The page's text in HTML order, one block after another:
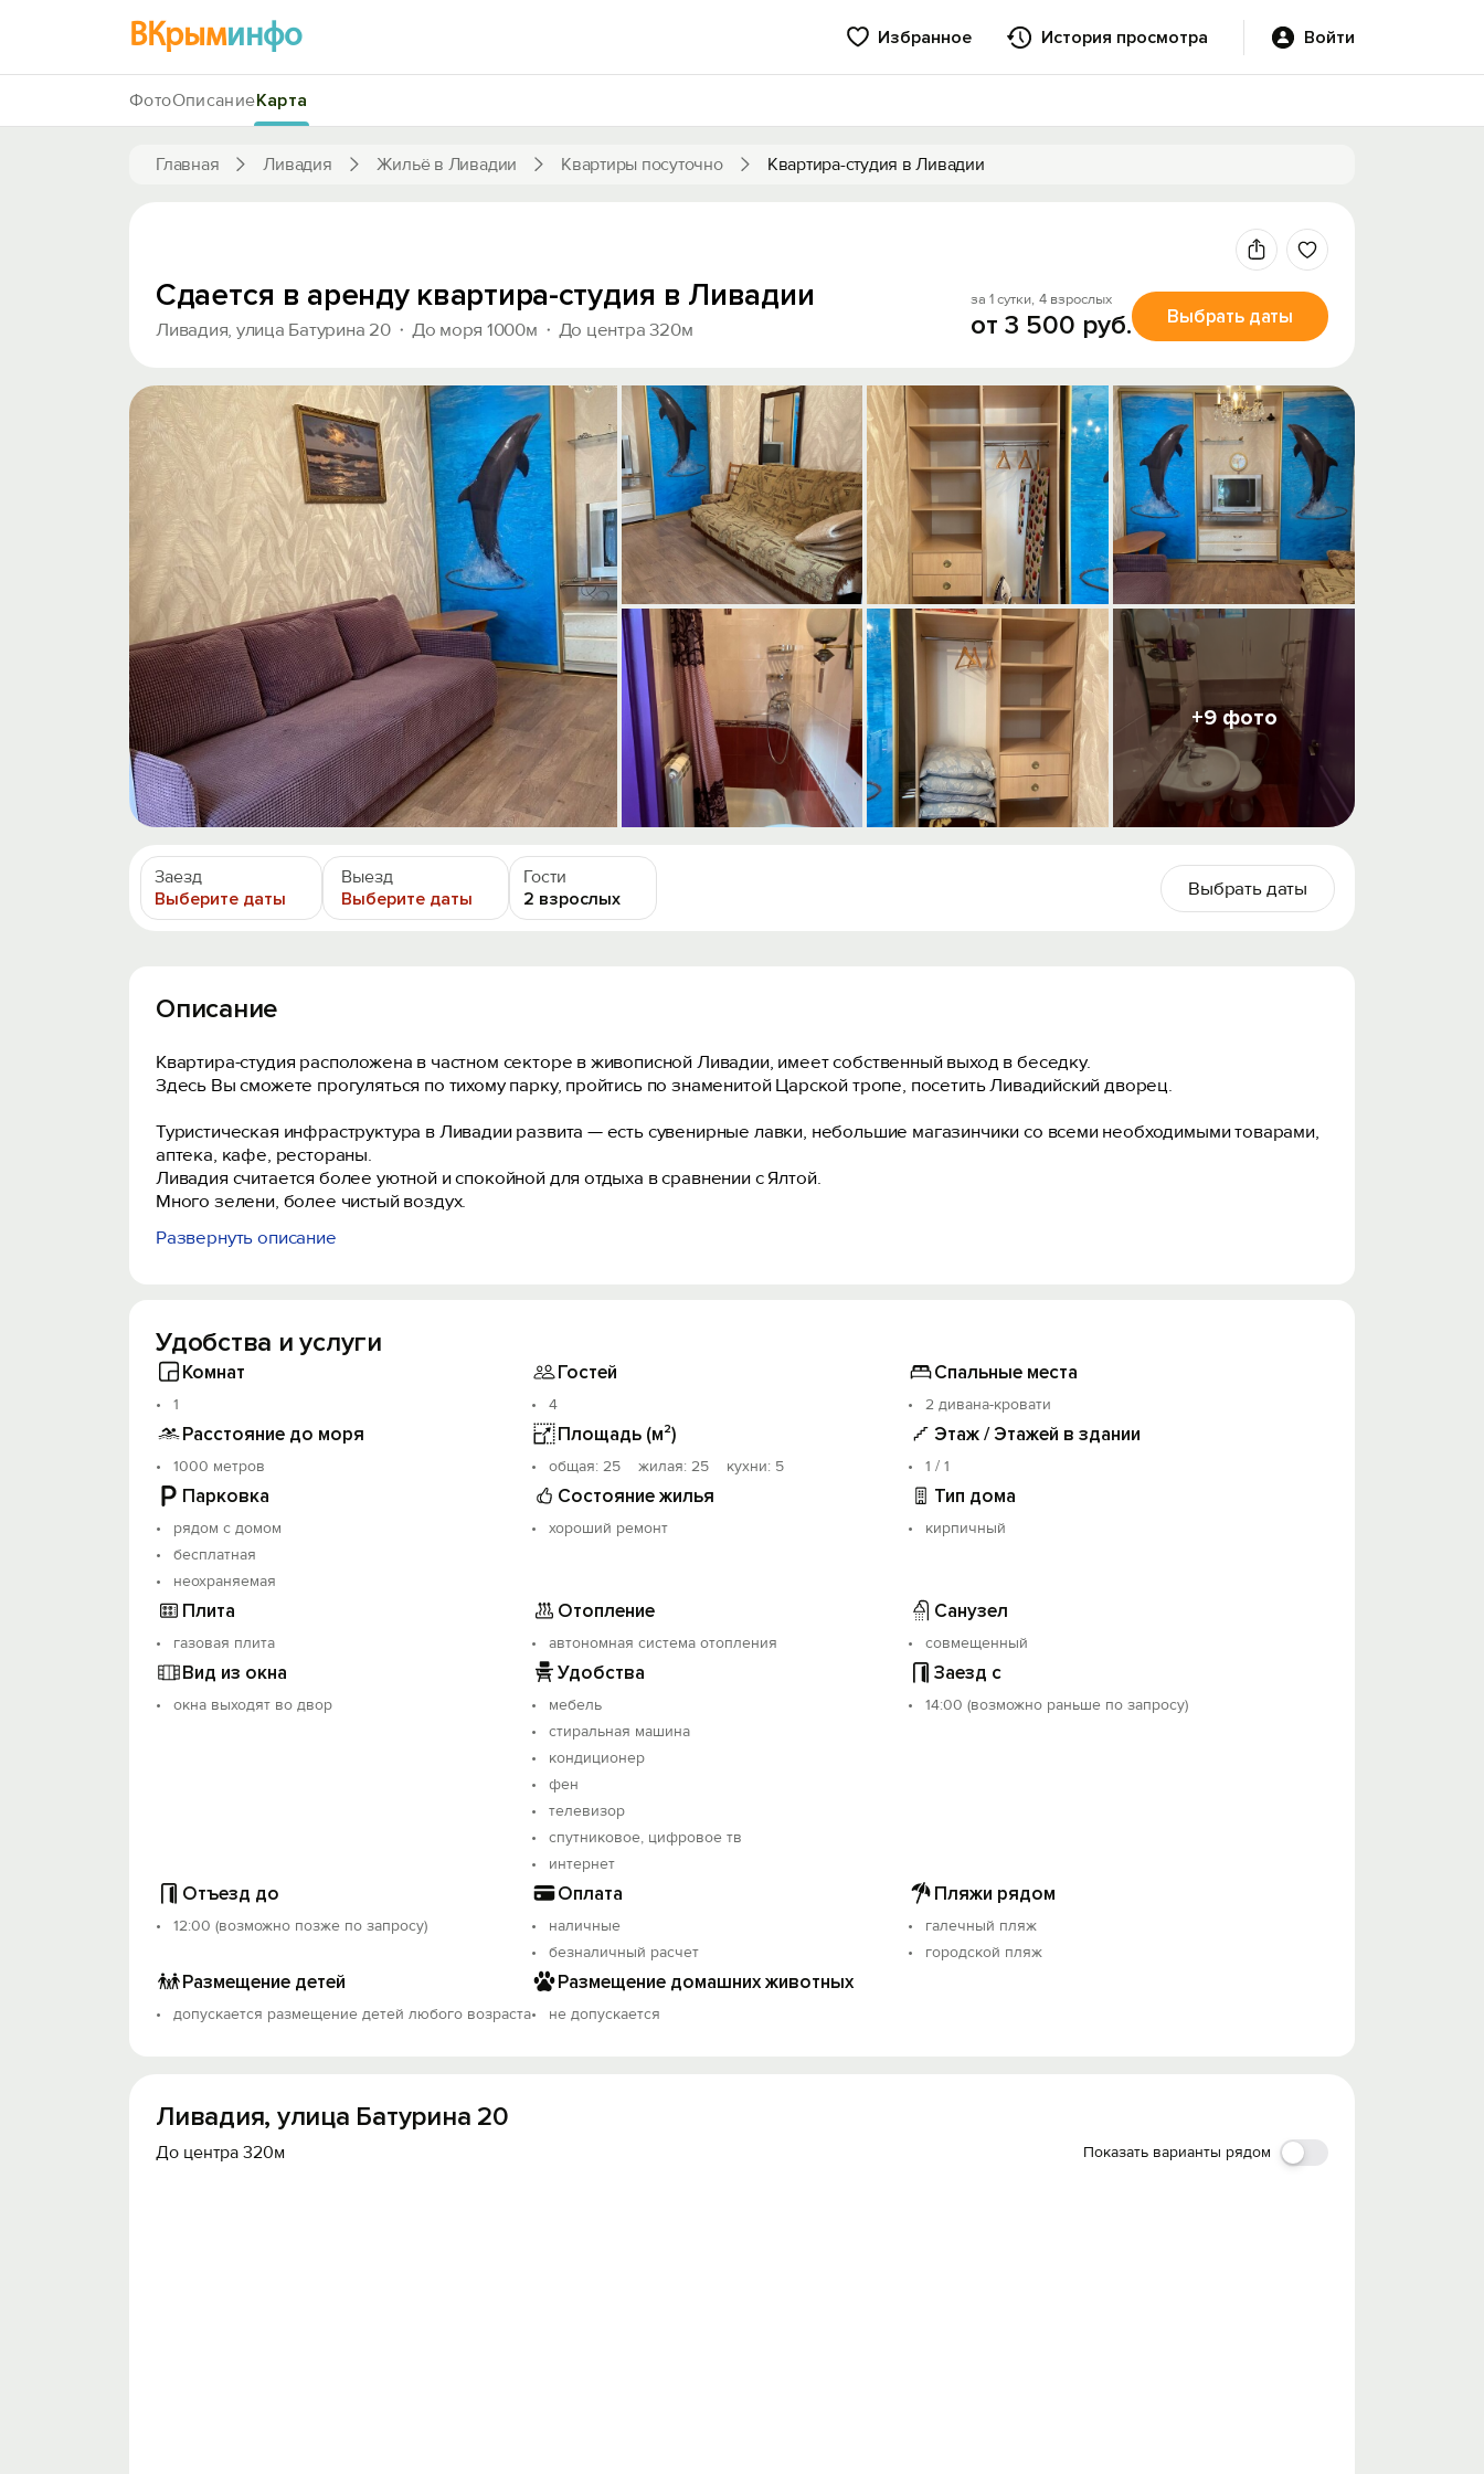
ВКрыминфо Избранное История просмотра Войти
Главная Ливадия Жильё в Ливадии Квартиры посуточно Квартира-студия в Ливадии
ФотоОписаниеКарта
+9 фото
Сдается в аренду квартира-студия в Ливадии
Ливадия, улица Батурина 20 До моря 1000м До центра 320м
за 1 сутки, 4 взрослых
от 3 500 руб. Выбрать даты
Заезд
Выберите даты
Выезд
Выберите даты
Гости
2 взрослых
Выбрать даты
Описание
Квартира-студия расположена в частном секторе в живописной Ливадии, имеет собственный выход в беседку.
Здесь Вы сможете прогуляться по тихому парку, пройтись по знаменитой Царской тропе, посетить Ливадийский дворец.
Туристическая инфраструктура в Ливадии развита — есть сувенирные лавки, небольшие магазинчики со всеми необходимыми товарами,
аптека, кафе, рестораны.
Ливадия считается более уютной и спокойной для отдыха в сравнении с Ялтой.
Много зелени, более чистый воздух.
Кухонный гарнитур, обеденный комплект (стол и стулья) в беседке на улице, шкаф-купе, два дивана-кровати.
км., Ялтинская набережная - 2,5 км, Пляж «Дельфин» (Ливадия) - 1,9 км.,SPA-отель «Ливадийский» (бассейн - 50 м., бани, сауны) - 1,9 км,
Аквапарк «Атлантида» - 1,3 км.
Развернуть описание
Удобства и услуги
Комнат
1
Гостей
4
Спальные места
2 дивана-кровати
Расстояние до моря
1000 метров
Площадь (м²)
oбщая: 25 жилая: 25 кухни: 5
Этаж / Этажей в здании
1 / 1
Парковка
рядом с домом
бесплатная
неохраняемая
Состояние жилья
хороший ремонт
Тип дома
кирпичный
Плита
газовая плита
Отопление
автономная система отопления
Санузел
совмещенный
Вид из окна
окна выходят во двор
Удобства
мебель
стиральная машина
кондиционер
фен
телевизор
спутниковое, цифровое тв
интернет
Заезд с
14:00 (возможно раньше по запросу)
Отъезд до
12:00 (возможно позже по запросу)
Оплата
наличные
безналичный расчет
Пляжи рядом
галечный пляж
городской пляж
Размещение детей
допускается размещение детей любого возраста
Размещение домашних животных
не допускается
Ливадия, улица Батурина 20
До центра 320м Показать варианты рядом